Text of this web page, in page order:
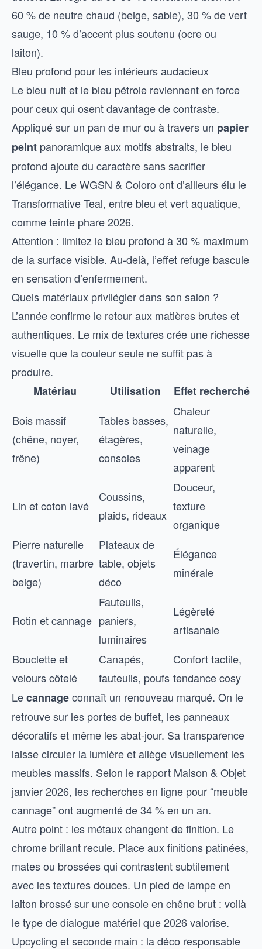
60 % de neutre chaud (beige, sable), 30 % de vert
sauge, 10 % d’accent plus soutenu (ocre ou
laiton).
Bleu profond pour les intérieurs audacieux
Le bleu nuit et le bleu pétrole reviennent en force
pour ceux qui osent davantage de contraste.
Appliqué sur un pan de mur ou à travers un papier
peint panoramique aux motifs abstraits, le bleu
profond ajoute du caractère sans sacrifier
l’élégance. Le WGSN & Coloro ont d’ailleurs élu le
Transformative Teal, entre bleu et vert aquatique,
comme teinte phare 2026.
Attention : limitez le bleu profond à 30 % maximum
de la surface visible. Au-delà, l’effet refuge bascule
en sensation d’enfermement.
Quels matériaux privilégier dans son salon ?
L’année confirme le retour aux matières brutes et
authentiques. Le mix de textures crée une richesse
visuelle que la couleur seule ne suffit pas à
produire.
Matériau
Utilisation
Effet recherché
Bois massif
(chêne, noyer,
frêne)
Tables basses,
étagères,
consoles
Chaleur
naturelle,
veinage
apparent
Lin et coton lavé
Coussins,
plaids, rideaux
Douceur,
texture
organique
Pierre naturelle
(travertin, marbre
beige)
Plateaux de
table, objets
déco
Élégance
minérale
Rotin et cannage
Fauteuils,
paniers,
luminaires
Légèreté
artisanale
Bouclette et
velours côtelé
Canapés,
fauteuils, poufs
Confort tactile,
tendance cosy
Lecannageconnaît un renouveau marqué. On le
retrouve sur les portes de buffet, les panneaux
décoratifs et même les abat-jour. Sa transparence
laisse circuler la lumière et allège visuellement les
meubles massifs. Selon le rapport Maison & Objet
janvier 2026, les recherches en ligne pour “meuble
cannage” ont augmenté de 34 % en un an.
Autre point : les métaux changent de finition. Le
chrome brillant recule. Place aux finitions patinées,
mates ou brossées qui contrastent subtilement
avec les textures douces. Un pied de lampe en
laiton brossé sur une console en chêne brut : voilà
le type de dialogue matériel que 2026 valorise.
Upcycling et seconde main : la déco responsable